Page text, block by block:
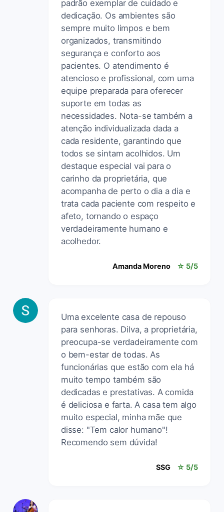
padrão exemplar de cuidado e
dedicação. Os ambientes são
sempre muito limpos e bem
organizados, transmitindo
segurança e conforto aos
pacientes. O atendimento é
atencioso e profissional, com uma
equipe preparada para oferecer
suporte em todas as
necessidades. Nota-se também a
atenção individualizada dada a
cada residente, garantindo que
todos se sintam acolhidos. Um
destaque especial vai para o
carinho da proprietária, que
acompanha de perto o dia a dia e
trata cada paciente com respeito e
afeto, tornando o espaço
verdadeiramente humano e
acolhedor.
Amanda Moreno ☆ 5/5
Uma excelente casa de repouso
para senhoras. Dilva, a proprietária,
preocupa-se verdadeiramente com
o bem-estar de todas. As
funcionárias que estão com ela há
muito tempo também são
dedicadas e prestativas. A comida
é deliciosa e farta. A casa tem algo
muito especial, minha mãe que
disse: "Tem calor humano"!
Recomendo sem dúvida!
SSG ☆ 5/5